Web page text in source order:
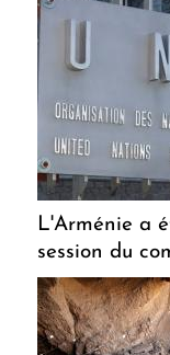
L'Arménie a
session du